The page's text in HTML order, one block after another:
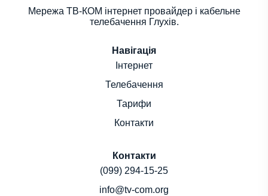
Мережа ТВ-КОМ інтернет провайдер і кабельне
телебачення Глухів.
Навігація
Інтернет
Телебачення
Тарифи
Контакти
Контакти
(099) 294-15-25
info@tv-com.org